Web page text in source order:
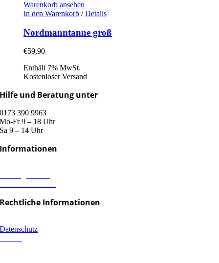
Warenkorb ansehen
In den Warenkorb / Details
Nordmanntanne groß
€59,90
Enthält 7% MwSt.
Kostenloser Versand
Hilfe und Beratung unter
0173 390 9963
Mo-Fr 9 – 18 Uhr
Sa 9 – 14 Uhr
Informationen
Rechtliche Informationen
Datenschutz